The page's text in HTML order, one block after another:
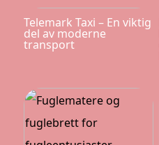
Telemark Taxi – En viktig
del av moderne
transport